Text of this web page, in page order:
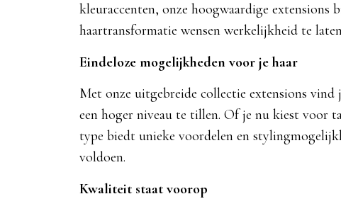
kleuraccenten, onze hoogwaardige extensions
haartransformatie wensen werkelijkheid te
Eindeloze mogelijkheden voor je haar
Met onze uitgebreide collectie extensions vind
een hoger niveau te tillen. Of je nu kiest voor
type biedt unieke voordelen en
voldoen.
Kwaliteit staat voorop